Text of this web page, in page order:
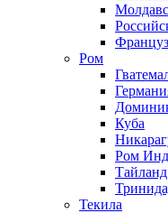
Ром
Куба
Ром
Тайланд
Текила